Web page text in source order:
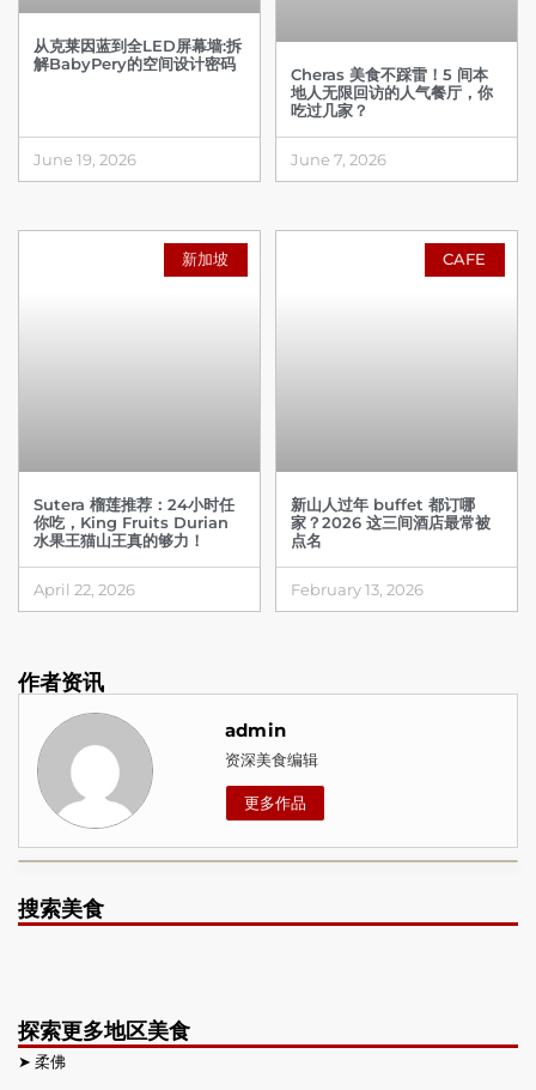
从克莱因蓝到全LED屏幕墙:拆
解BabyPery的空间设计密码
June 19, 2026
Cheras 美食不踩雷！5 间本
地人无限回访的人气餐厅，你
吃过几家？
June 7, 2026
新加坡
Sutera 榴莲推荐：24小时任
你吃，King Fruits Durian
水果王猫山王真的够力！
April 22, 2026
CAFE
新山人过年 buffet 都订哪
家？2026 这三间酒店最常被
点名
February 13, 2026
作者资讯
admin
资深美食编辑
更多作品
搜索美食
探索更多地区美食
➤ 柔佛